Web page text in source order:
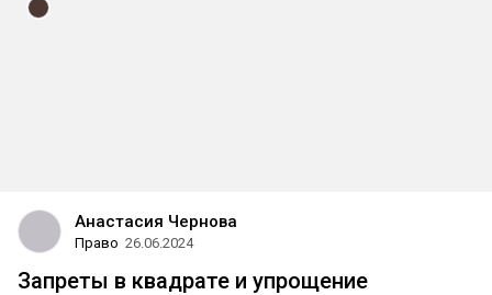
Анастасия Чернова
Право 26.06.2024
Запреты в квадрате и упрощение